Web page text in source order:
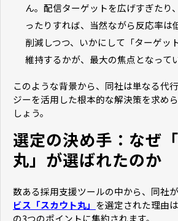
ん。配信ターゲットを広げすぎたり
ったりすれば、当然ながら反応率は
削減しつつ、いかにして「ターゲッ
維持するかが、最大の焦点となって
このような背景から、同社は単なる代
ジーを活用した根本的な解決策を求め
しょう。
選定の決め手：なぜ
丸」が選ばれたのか
数ある採用支援ツールの中から、同社が
ビス「スカウト丸」 を選定された理由
の3つのポイントに集約されます。